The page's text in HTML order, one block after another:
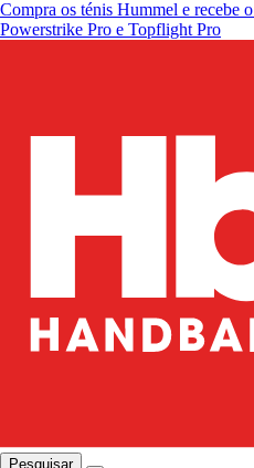
Compra os ténis Hummel e recebe o
Powerstrike Pro e Topflight Pro
Pesquisar